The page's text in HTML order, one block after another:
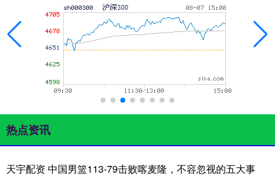
热点资讯
天宇配资 中国男篮113-79击败喀麦隆，不容忽视的五大事